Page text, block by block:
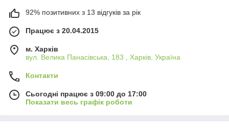
92% позитивних з 13 відгуків за рік
Працює з 20.04.2015
м. Харків
вул. Велика Панасівська, 183 , Харків, Україна
Контакти
Сьогодні працює з 09:00 до 17:00
Показати весь графік роботи